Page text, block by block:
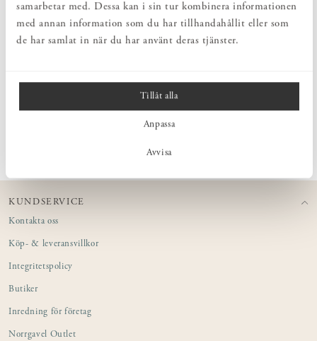
samarbetar med. Dessa kan i sin tur kombinera informationen
med annan information som du har tillhandahållit eller som
de har samlat in när du har använt deras tjänster.
Tillåt alla
Anpassa
Avvisa
Norrgavels handtag Bygel i förnicklad stål lindat med naturgarvat
läder från svenska Tärnsjö garveri.
KUNDSERVICE
Kontakta oss
Köp- & leveransvillkor
Integritetspolicy
Butiker
Inredning för företag
Norrgavel Outlet